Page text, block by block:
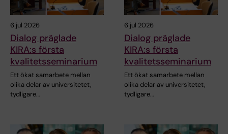
6 jul 2026
Dialog präglade
KIRA:s första
kvalitetsseminarium
Ett ökat samarbete mellan
olika delar av universitetet,
tydligare…
6 jul 2026
Dialog präglade
KIRA:s första
kvalitetsseminarium
Ett ökat samarbete mellan
olika delar av universitetet,
tydligare…